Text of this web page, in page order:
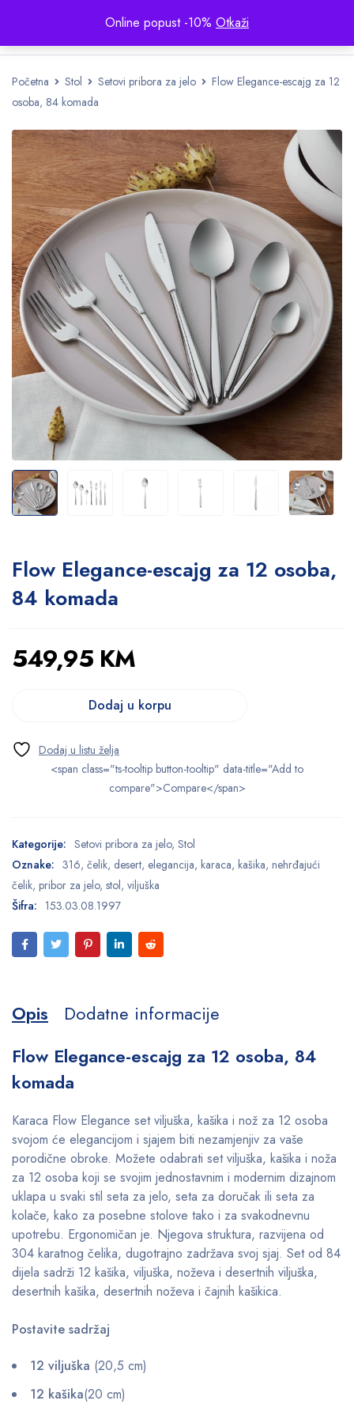
Online popust -10% Otkaži
Početna Stol Setovi pribora za jelo
Flow Elegance-escajg za 12
osoba, 84 komada
Flow Elegance-escajg za 12 osoba,
84 komada
549,95 KM
Dodaj u korpu
<span class="ts-tooltip button-tooltip" data-title="Add to
compare">Compare</span>
Kategorije: Setovi pribora za jelo, Stol
Oznake: 316, čelik, desert, elegancija, karaca, kašika, nehrđajući
čelik, pribor za jelo, stol, viljuška
Šifra: 153.03.08.1997
Opis
Dodatne informacije
Flow Elegance-escajg za 12 osoba, 84
komada
Karaca Flow Elegance set viljuška, kašika i nož za 12 osoba
svojom će elegancijom i sjajem biti nezamjenjiv za vaše
porodične obroke. Možete odabrati set viljuška, kašika i noža
za 12 osoba koji se svojim jednostavnim i modernim dizajnom
uklapa u svaki stil seta za jelo, seta za doručak ili seta za
kolače, kako za posebne stolove tako i za svakodnevnu
upotrebu. Ergonomičan je. Njegova struktura, razvijena od
304 karatnog čelika, dugotrajno zadržava svoj sjaj. Set od 84
dijela sadrži 12 kašika, viljuška, noževa i desertnih viljuška,
desertnih kašika, desertnih noževa i čajnih kašikica.
Postavite sadržaj
12 viljuška (20,5 cm)
12 kašika(20 cm)